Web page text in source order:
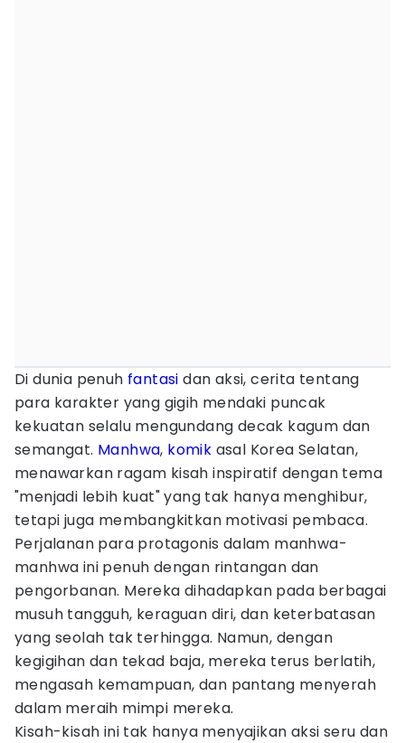
Di dunia penuh fantasi dan aksi, cerita tentang
para karakter yang gigih mendaki puncak
kekuatan selalu mengundang decak kagum dan
semangat. Manhwa, komik asal Korea Selatan,
menawarkan ragam kisah inspiratif dengan tema
"menjadi lebih kuat" yang tak hanya menghibur,
tetapi juga membangkitkan motivasi pembaca.
Perjalanan para protagonis dalam manhwa-
manhwa ini penuh dengan rintangan dan
pengorbanan. Mereka dihadapkan pada berbagai
musuh tangguh, keraguan diri, dan keterbatasan
yang seolah tak terhingga. Namun, dengan
kegigihan dan tekad baja, mereka terus berlatih,
mengasah kemampuan, dan pantang menyerah
dalam meraih mimpi mereka.
Kisah-kisah ini tak hanya menyajikan aksi seru dan